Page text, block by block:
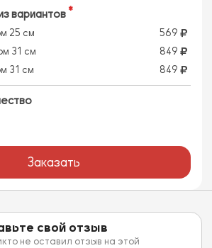
вариантов
25 см
569
31 см
849
31 см
849
Заказать
свой отзыв
не оставил отзыв на этой